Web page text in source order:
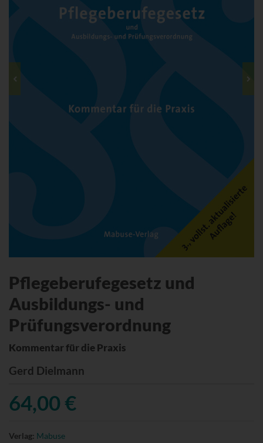
Pflegeberufegesetz und
Ausbildungs- und
Prüfungsverordnung
Kommentar für die Praxis
Gerd Dielmann
64,00 €
Verlag: Mabuse